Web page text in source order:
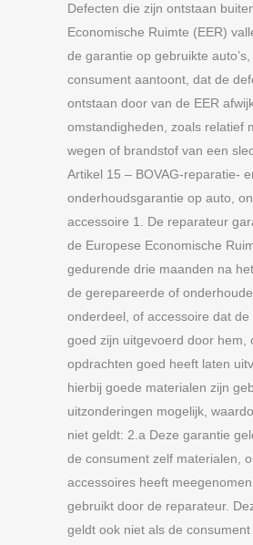
Defecten die zijn ontstaan
Economische Ruimte (EER)
de garantie op gebruikte
consument aantoont, dat de
ontstaan door van de EER
omstandigheden, zoals relatief
wegen of brandstof van een
Artikel 15 – BOVAG-reparatie-
onderhoudsgarantie op auto,
accessoire 1. De reparateur
de Europese Economische
gedurende drie maanden na
de gerepareerde of
onderdeel, of accessoire dat de
goed zijn uitgevoerd door hem,
opdrachten goed heeft laten
hierbij goede materialen zijn
uitzonderingen mogelijk,
niet geldt: 2.a Deze garantie
de consument zelf materialen,
accessoires heeft
gebruikt door de reparateur.
geldt ook niet als de